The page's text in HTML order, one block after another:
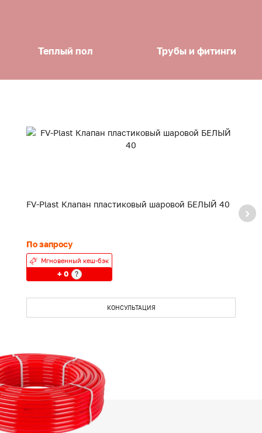
Теплый пол Трубы и фитинги
FV-Plast Клапан пластиковый шаровой БЕЛЫЙ 40
По запросу
Мгновенный кеш-бэк
+ 0 ?
КОНСУЛЬТАЦИЯ